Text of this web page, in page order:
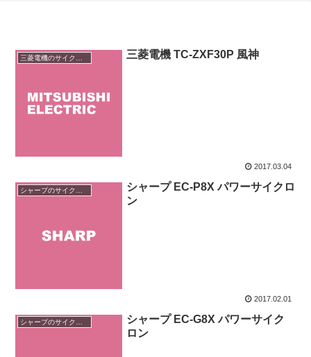
三菱電機 TC-ZXF30P 風神
2017.03.04
シャープ EC-P8X パワーサイクロ
ン
2017.02.01
シャープのサイクロン掃除機
シャープ EC-G8X パワーサイク
ロン